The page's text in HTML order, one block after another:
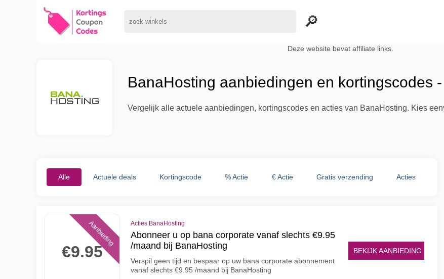
Deze website bevat affiliate links.
BanaHosting aanbiedingen en kortingscodes
Vergelijk alle actuele aanbiedingen, kortingscodes en acties van BanaHosting. Kies
Alle Actuele deals Kortingscode % Actie € Actie Gratis verzending Acties
€9.95
Aanbieding Acties BanaHosting
Abonneer u op bana corporate vanaf slechts €9.95
/maand bij BanaHosting
Verspil geen tijd en bespaar op uw bana corporate abonnement
vanaf slechts €9.95 /maand bij BanaHosting
BEKIJK AANBIEDING